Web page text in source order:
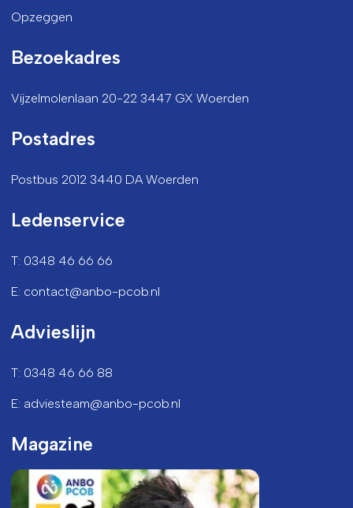
Opzeggen
Bezoekadres
Vijzelmolenlaan 20-22 3447 GX Woerden
Postadres
Postbus 2012 3440 DA Woerden
Ledenservice
T: 0348 46 66 66
E: contact@anbo-pcob.nl
Advieslijn
T: 0348 46 66 88
E: adviesteam@anbo-pcob.nl
Magazine